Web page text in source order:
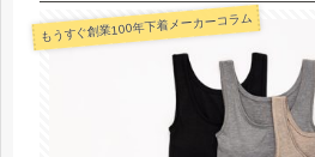
もうすぐ創業100年下着メーカーコラム